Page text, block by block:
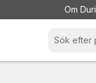
Om Duri